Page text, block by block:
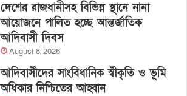
দেশের রাজধানীসহ বিভিন্ন স্থানে নানা
আয়োজনে পালিত হচ্ছে আন্তর্জাতিক
আদিবাসী দিবস
August 8, 2026
আদিবাসীদের সাংবিধানিক স্বীকৃতি ও ভূমি
অধিকার নিশ্চিতের আহ্বান